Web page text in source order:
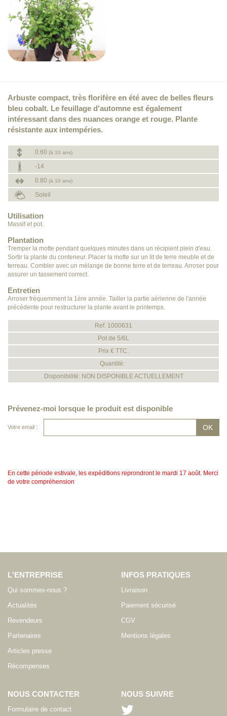
Arbuste compact, très florifère en été avec de belles fleurs
bleu cobalt. Le feuillage d'automne est également
intéressant dans des nuances orange et rouge. Plante
résistante aux intempéries.
0.60 (à 10 ans)
-14
0.80 (à 10 ans)
Soleil
Utilisation
Massif et pot.
Plantation
Tremper la motte pendant quelques minutes dans un récipient plein d'eau.
Sortir la plante du conteneur. Placer la motte sur un lit de terre meuble et de
terreau. Combler avec un mélange de bonne terre et de terreau. Arroser pour
assurer un tassement correct.
Entretien
Arroser fréquemment la 1ère année. Tailler la partie aérienne de l'année
précédente pour restructurer la plante avant le printemps.
Ref. 1000631
Pot de 5/6L
Prix € TTC:
Quantité:
Disponibilité: NON DISPONIBLE ACTUELLEMENT
Prévenez-moi lorsque le produit est disponible
Votre email :
En cette période estivale, les expéditions reprondront le mardi 17 août. Merci
de votre compréhension
L'ENTREPRISE
Qui sommes-nous ?
Actualités
Revendeurs
Partenaires
Articles presse
Récompenses
INFOS PRATIQUES
Livraison
Paiement sécurisé
CGV
Mentions légales
NOUS CONTACTER
Formulaire de contact
NOUS SUIVRE